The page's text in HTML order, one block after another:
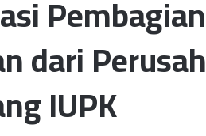
dari
IUPK